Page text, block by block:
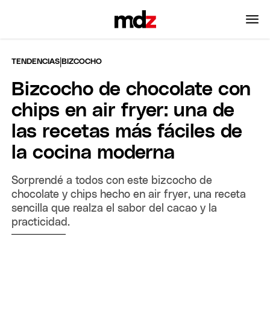
TENDENCIAS |BIZCOCHO
Bizcocho de chocolate con
chips en air fryer: una de
las recetas más fáciles de
la cocina moderna
Sorprendé a todos con este bizcocho de
chocolate y chips hecho en air fryer, una receta
sencilla que realza el sabor del cacao y la
practicidad.